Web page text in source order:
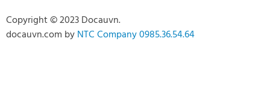
Copyright © 2023 Docauvn.
docauvn.com byNTC Company 0985.36.54.64